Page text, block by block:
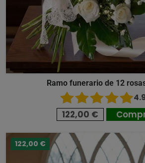
Ramo funerario de 12
122,00 €
122,00 €